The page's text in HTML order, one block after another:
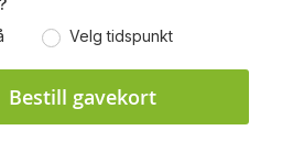
Velg tidspunkt
Bestill gavekort